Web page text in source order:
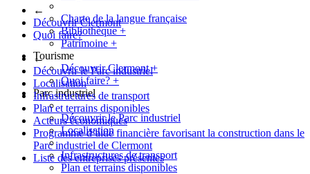
←
Découvrir Clermont
Quoi faire?
←
Découvrir le Parc industriel
Localisation
Infrastructures de transport
Plan et terrains disponibles
Acteurs économiques
Programme d’aide financière favorisant la construction dans le
Parc industriel de Clermont
Liste des entreprises présentes
Charte de la langue française
Bibliothèque+
Patrimoine +
Tourisme
Découvrir Clermont+
Quoi faire? +
Parc industriel
Découvrir le Parc industriel
Localisation
Infrastructures de transport
Plan et terrains disponibles